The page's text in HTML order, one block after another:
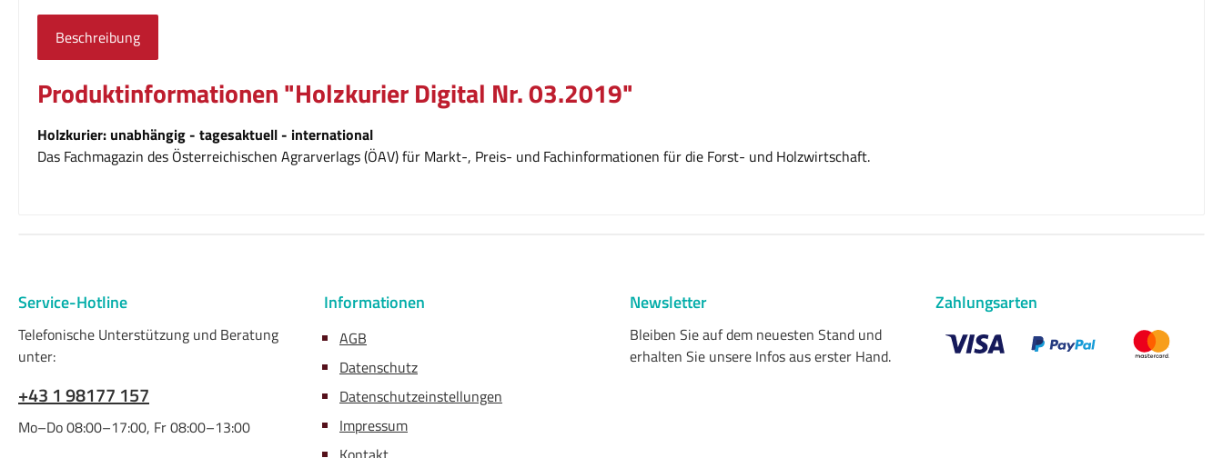
Beschreibung
Produktinformationen "Holzkurier Digital Nr. 03.2019"
Holzkurier: unabhängig - tagesaktuell - international
Das Fachmagazin des Österreichischen Agrarverlags (ÖAV) für Markt-, Preis- und Fachinformationen für die Forst- und Holzwirtschaft.
Service-Hotline
Telefonische Unterstützung und Beratung
unter:
+43 1 98177 157
Mo–Do 08:00–17:00, Fr 08:00–13:00
Informationen
AGB
Datenschutz
Datenschutzeinstellungen
Impressum
Newsletter
Bleiben Sie auf dem neuesten Stand und
erhalten Sie unsere Infos aus erster Hand.
Zahlungsarten